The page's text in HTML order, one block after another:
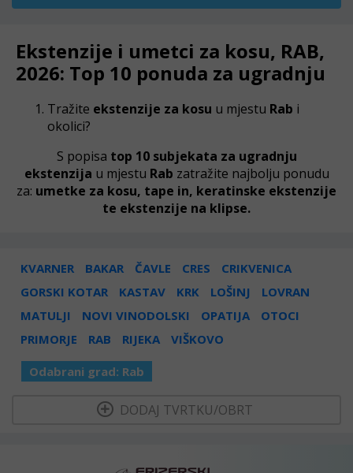
Ekstenzije i umetci za kosu, RAB,
2026: Top 10 ponuda za ugradnju
Tražite ekstenzije za kosu u mjestu Rab i
okolici?
S popisa top 10 subjekata za ugradnju
ekstenzija u mjestu Rab zatražite najbolju ponudu
za: umetke za kosu, tape in, keratinske ekstenzije
te ekstenzije na klipse.
KVARNER BAKAR ČAVLE CRES
CRIKVENICA
GORSKI KOTAR
KASTAV KRK LOŠINJ
LOVRAN
MATULJI
NOVI VINODOLSKI OPATIJA
OTOCI
PRIMORJE
RAB RIJEKA VIŠKOVO
Odabrani grad: Rab
DODAJ TVRTKU/OBRT